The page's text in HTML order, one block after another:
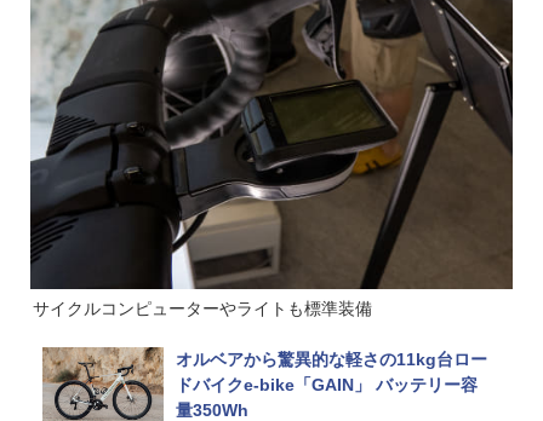
サイクルコンピューターやライトも標準装備
オルベアから驚異的な軽さの11kg台ロー
ドバイクe-bike「GAIN」 バッテリー容
量350Wh